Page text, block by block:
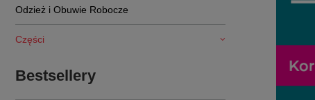
Odzież i Obuwie Robocze
Części
Bestsellery